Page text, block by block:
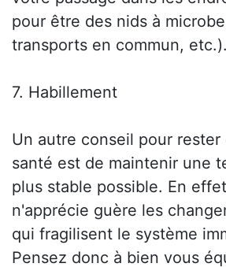
pour être des nids à
transports en commun, etc.).
7. Habillement
Un autre conseil pour rester
santé est de maintenir une
plus stable possible. En
n'apprécie guère les
qui fragilisent le système
Pensez donc à bien vous